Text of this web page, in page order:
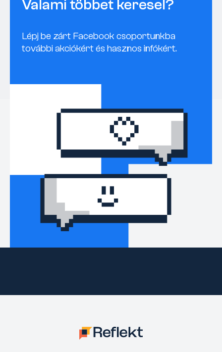
Valami többet keresel?
Lépj be zárt Facebook csoportunkba
további akciókért és hasznos infókért.